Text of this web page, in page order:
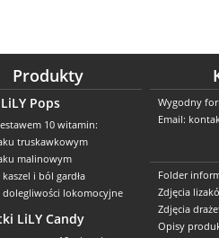
Produkty
Pops
10 witamin:
truskawkowym
malinowym
i ból gardła
dolegliwości lokomocyjne
LiLY Candy
Wygodny
Email:
Folder
Zdjęcia
Zdjęcia
Opisy